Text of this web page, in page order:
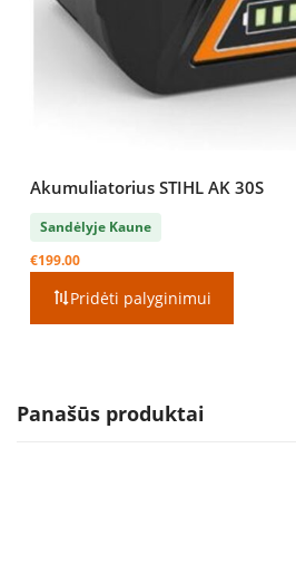
Akumuliatorius STIHL AK 30S
Sandėlyje Kaune
€199.00
Pridėti palyginimui
Panašūs produktai